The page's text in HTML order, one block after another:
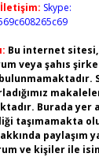
Skype:
Bu internet
veya şahıs
Burada
taşımamakta
paylaşım
ve kişiler ile